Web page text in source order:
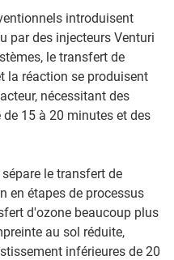
introduisent
par des injecteurs Venturi
le transfert de
la réaction se produisent
nécessitant des
15 à 20 minutes et des
le transfert de
en étapes de processus
d'ozone beaucoup plus
au sol réduite,
inférieures de 20